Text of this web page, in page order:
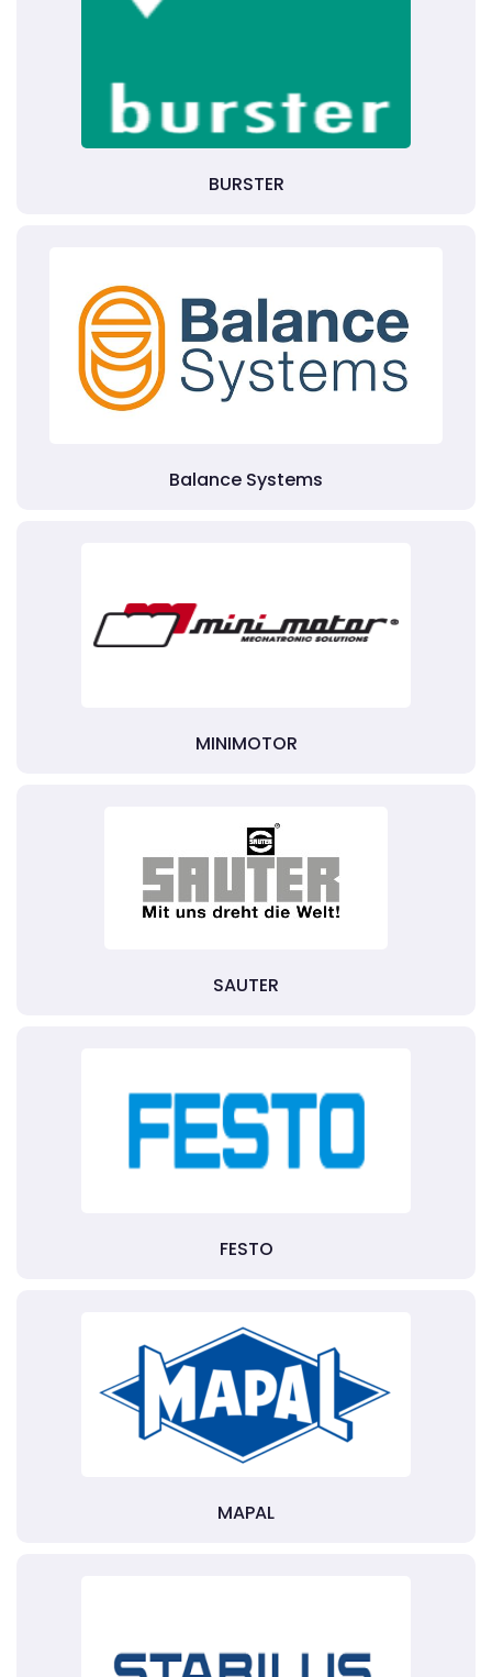
BURSTER
Balance Systems
MINIMOTOR
SAUTER
FESTO
MAPAL